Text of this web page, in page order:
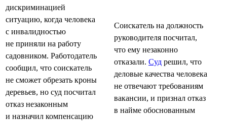
дискриминацией
ситуацию, когда человека
с инвалидностью
не приняли на работу
садовником. Работодатель
сообщил, что соискатель
не сможет обрезать кроны
деревьев, но суд посчитал
отказ незаконным
и назначил компенсацию
Соискатель на должность
руководителя посчитал,
что ему незаконно
отказали. Суд решил, что
деловые качества человека
не отвечают требованиям
вакансии, и признал отказ
в найме обоснованным